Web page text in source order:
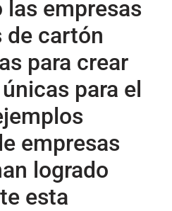
las empresas
de cartón
para crear
para el
empresas
logrado
esta